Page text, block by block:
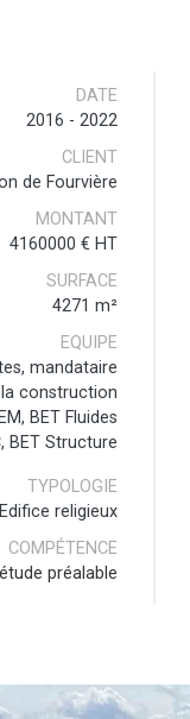
DATE
2016 - 2022
CLIENT
de Fourvière
MONTANT
4160000 € HT
SURFACE
4271 m²
EQUIPE
mandataire
construction
BET Fluides
BET Structure
TYPOLOGIE
Edifice religieux
COMPÉTENCE
préalable